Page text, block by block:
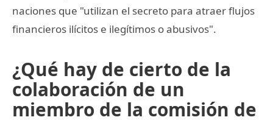
naciones que "utilizan el secreto para atraer flujos
financieros ilícitos e ilegítimos o abusivos".
¿Qué hay de cierto de la
colaboración de un
miembro de la comisión de